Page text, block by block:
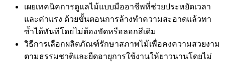
เผยเทคนิคการดูแลไม้แบบมืออาชีพที่ช่วยประหยัดเวลา
และค่าแรง ด้วยขั้นตอนการล้างทำความสะอาดแล้วทา
ซ้ำได้ทันทีโดยไม่ต้องขัดหรือลอกสีเดิม
วิธีการเลือกผลิตภัณฑ์รักษาสภาพไม้เพื่อคงความสวยงาม
ตามธรรมชาติและยืดอายุการใช้งานให้ยาวนานโดยไม่